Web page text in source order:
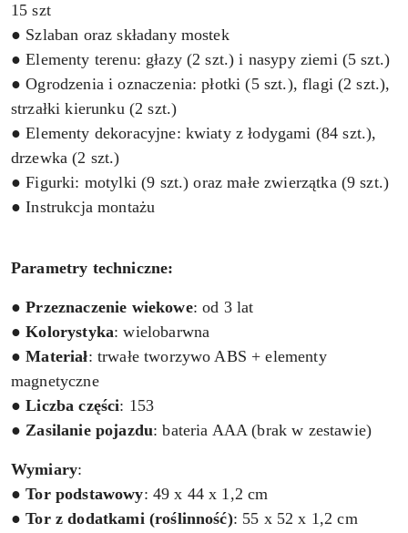
15 szt
● Szlaban oraz składany mostek
● Elementy terenu: głazy (2 szt.) i nasypy ziemi (5 szt.)
● Ogrodzenia i oznaczenia: płotki (5 szt.), flagi (2 szt.),
strzałki kierunku (2 szt.)
● Elementy dekoracyjne: kwiaty z łodygami (84 szt.),
drzewka (2 szt.)
● Figurki: motylki (9 szt.) oraz małe zwierzątka (9 szt.)
● Instrukcja montażu
Parametry techniczne:
●Przeznaczenie wiekowe: od 3 lat
●Kolorystyka: wielobarwna
●Materiał: trwałe tworzywo ABS + elementy
magnetyczne
●Liczba części: 153
●Zasilanie pojazdu: bateria AAA (brak w zestawie)
Wymiary:
●Tor podstawowy: 49 x 44 x 1,2 cm
●Tor z dodatkami (roślinność): 55 x 52 x 1,2 cm